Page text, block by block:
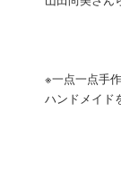
※一点一点手
ハンドメイド